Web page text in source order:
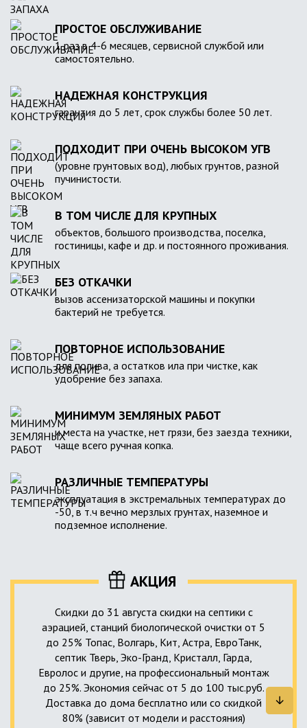
ПРОСТОЕ ОБСЛУЖИВАНИЕ
1 раз в 4-6 месяцев, сервисной службой или
самостоятельно.
НАДЕЖНАЯ КОНСТРУКЦИЯ
гарантия до 5 лет, срок службы более 50 лет.
ПОДХОДИТ ПРИ ОЧЕНЬ ВЫСОКОМ УГВ
(уровне грунтовых вод), любых грунтов, разной
пучинистости.
В ТОМ ЧИСЛЕ ДЛЯ КРУПНЫХ
объектов, большого производства, поселка,
гостиницы, кафе и др. и постоянного проживания.
БЕЗ ОТКАЧКИ
вызов ассенизаторской машины и покупки
бактерий не требуется.
ПОВТОРНОЕ ИСПОЛЬЗОВАНИЕ
для полива, а остатков ила при чистке, как
удобрение без запаха.
МИНИМУМ ЗЕМЛЯНЫХ РАБОТ
и места на участке, нет грязи, без заезда техники,
чаще всего ручная копка.
РАЗЛИЧНЫЕ ТЕМПЕРАТУРЫ
эксплуатация в экстремальных температурах до
-50, в т.ч вечно мерзлых грунтах, наземное и
подземное исполнение.
АКЦИЯ
Скидки до 31 августа скидки на септики с
аэрацией, станций биологической очистки от 5
до 25% Топас, Волгарь, Кит, Астра, ЕвроТанк,
септик Тверь, Эко-Гранд, Кристалл, Гарда,
Евролос и другие, на профессиональный монтаж
до 25%. Экономия сейчас от 5 до 100 тыс.руб.
Доставка до дома бесплатно или со скидкой
80% (зависит от модели и расстояния)